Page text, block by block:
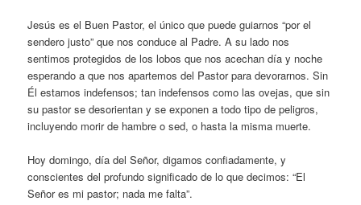
Jesús es el Buen Pastor, el único que puede guiarnos “por el
sendero justo” que nos conduce al Padre. A su lado nos
sentimos protegidos de los lobos que nos acechan día y noche
esperando a que nos apartemos del Pastor para devorarnos. Sin
Él estamos indefensos; tan indefensos como las ovejas, que sin
su pastor se desorientan y se exponen a todo tipo de peligros,
incluyendo morir de hambre o sed, o hasta la misma muerte.
Hoy domingo, día del Señor, digamos confiadamente, y
conscientes del profundo significado de lo que decimos: “El
Señor es mi pastor; nada me falta”.